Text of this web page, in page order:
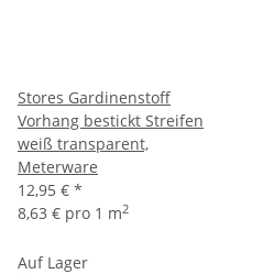
Stores Gardinenstoff
Vorhang bestickt Streifen
weiß transparent,
Meterware
12,95 € *
8,63 € pro 1 m2
Auf Lager